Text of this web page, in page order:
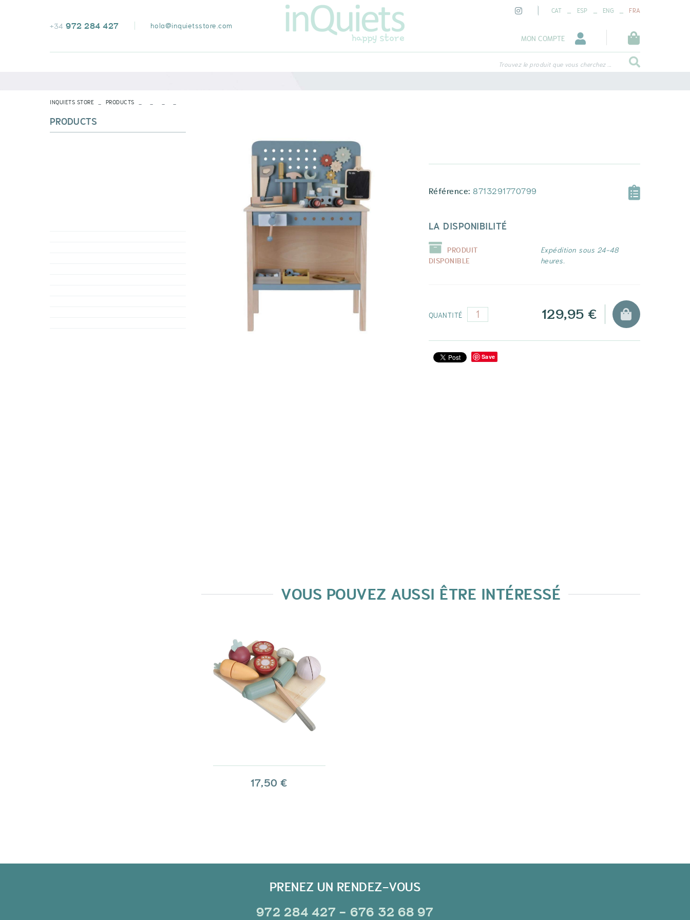
+34 972 284 427 hola@inquietsstore.com
CAT _ ESP _ ENG _ FRA
MON COMPTE
VOIR TOUT
Trouvez le produit que vous cherchez ...
INQUIETS STORE PRODUCTS
Référence: 8713291770799
LA DISPONIBILITÉ
PRODUIT
DISPONIBLE
Expédition sous 24-48
heures.
QUANTITÉ 129,95 €
Save
VOUS POUVEZ AUSSI ÊTRE INTÉRESSÉ
17,50 €
PRODUCTS
PRENEZ UN RENDEZ-VOUS
972 284 427 - 676 32 68 97